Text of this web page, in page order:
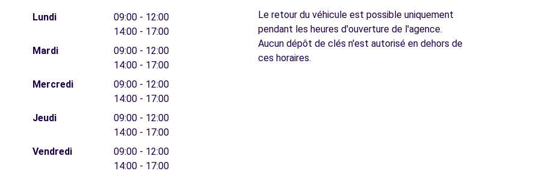
Lundi
09:00 - 12:00
14:00 - 17:00
Mardi
09:00 - 12:00
14:00 - 17:00
Mercredi
09:00 - 12:00
14:00 - 17:00
Jeudi
09:00 - 12:00
14:00 - 17:00
Vendredi
09:00 - 12:00
14:00 - 17:00
Le retour du véhicule est possible uniquement
pendant les heures d'ouverture de l'agence.
Aucun dépôt de clés n'est autorisé en dehors de
ces horaires.